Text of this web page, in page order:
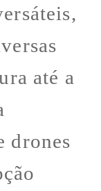
até a
drones